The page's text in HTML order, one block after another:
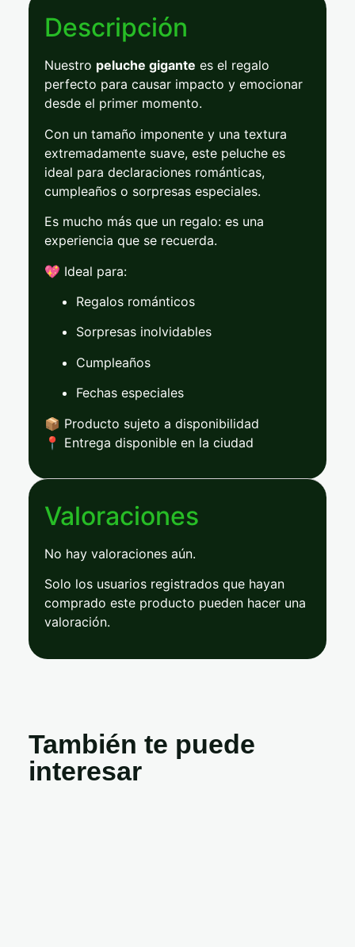
Descripción
Nuestro peluche gigante es el regalo
perfecto para causar impacto y emocionar
desde el primer momento.
Con un tamaño imponente y una textura
extremadamente suave, este peluche es
ideal para declaraciones románticas,
cumpleaños o sorpresas especiales.
Es mucho más que un regalo: es una
experiencia que se recuerda.
💖 Ideal para:
Regalos románticos
Sorpresas inolvidables
Cumpleaños
Fechas especiales
📦 Producto sujeto a disponibilidad
📍 Entrega disponible en la ciudad
Valoraciones
No hay valoraciones aún.
Solo los usuarios registrados que hayan
comprado este producto pueden hacer una
valoración.
También te puede
interesar